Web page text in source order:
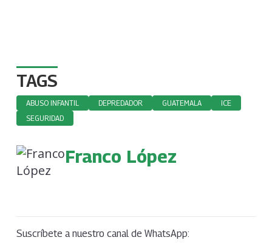
TAGS
ABUSO INFANTIL DEPREDADOR GUATEMALA
ICE
SEGURIDAD
Franco López
Suscríbete a nuestro canal de WhatsApp: